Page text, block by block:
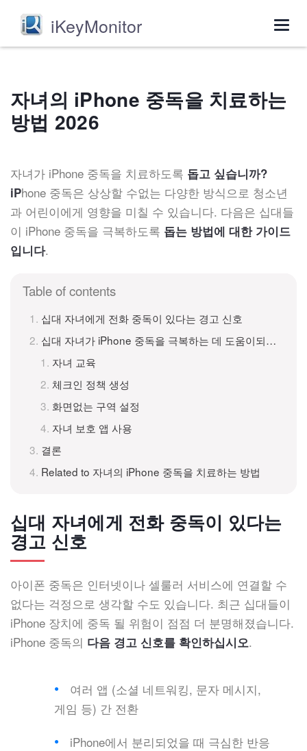
iKeyMonitor
자녀의 iPhone 중독을 치료하는
방법 2026
자녀가 iPhone 중독을 치료하도록 돕고 싶습니까?
iPhone 중독은 상상할 수없는 다양한 방식으로 청소년
과 어린이에게 영향을 미칠 수 있습니다. 다음은 십대들
이 iPhone 중독을 극복하도록 돕는 방법에 대한 가이드
입니다.
Table of contents
십대 자녀에게 전화 중독이 있다는 경고 신호
십대 자녀가 iPhone 중독을 극복하는 데 도움이되는 4 가지 효과적인 팁
자녀 교육
체크인 정책 생성
화면없는 구역 설정
자녀 보호 앱 사용
결론
Related to 자녀의 iPhone 중독을 치료하는 방법
십대 자녀에게 전화 중독이 있다는
경고 신호
아이폰 중독은 인터넷이나 셀룰러 서비스에 연결할 수
없다는 걱정으로 생각할 수도 있습니다. 최근 십대들이
iPhone 장치에 중독 될 위험이 점점 더 분명해졌습니다.
iPhone 중독의 다음 경고 신호를 확인하십시오.
여러 앱 (소셜 네트워킹, 문자 메시지,
게임 등) 간 전환
iPhone에서 분리되었을 때 극심한 반응